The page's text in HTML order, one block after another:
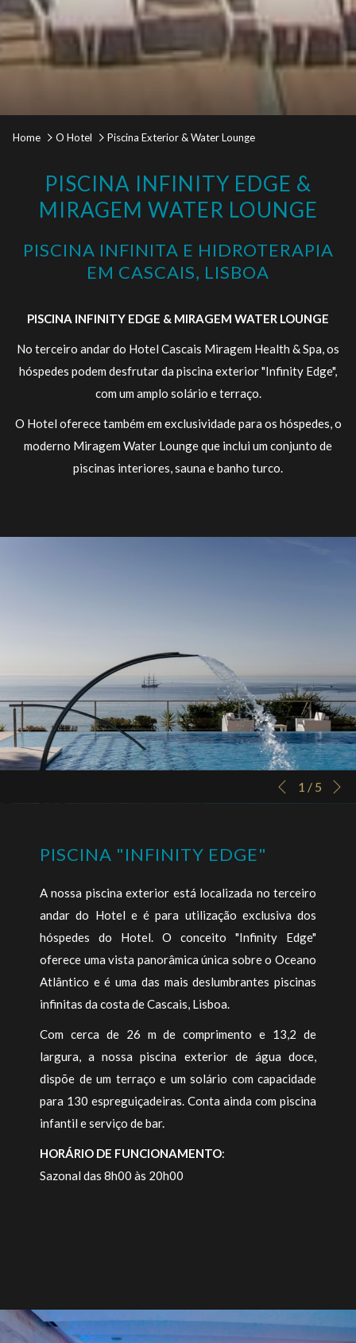
controle
da
apresentação
nos
links
a
actualizará
acima
Home
O Hotel Piscina Exterior & Water Lounge
PISCINA INFINITY EDGE &
MIRAGEM WATER LOUNGE
PISCINA INFINITA E HIDROTERAPIA
EM CASCAIS, LISBOA
PISCINA INFINITY EDGE & MIRAGEM WATER LOUNGE
No terceiro andar do Hotel Cascais Miragem Health & Spa, os
hóspedes podem desfrutar da piscina exterior "Infinity Edge",
com um amplo solário e terraço.
O Hotel oferece também em exclusividade para os hóspedes, o
moderno Miragem Water Lounge que inclui um conjunto de
piscinas interiores, sauna e banho turco.
Botões
de
de
slides
Ao
clicar
seguir
se
actualizará
o
conteúdo
Anterior
1 / 5
PISCINA "INFINITY EDGE"
A nossa piscina exterior está localizada no terceiro
andar do Hotel e é para utilização exclusiva dos
hóspedes do Hotel. O conceito "Infinity Edge"
oferece uma vista panorâmica única sobre o Oceano
Atlântico e é uma das mais deslumbrantes piscinas
infinitas da costa de Cascais, Lisboa.
Com cerca de 26 m de comprimento e 13,2 de
largura, a nossa piscina exterior de água doce,
dispõe de um terraço e um solário com capacidade
para 130 espreguiçadeiras. Conta ainda com piscina
infantil e serviço de bar.
HORÁRIO DE FUNCIONAMENTO:
Sazonal das 8h00 às 20h00